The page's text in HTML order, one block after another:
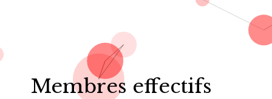
Membres effectifs